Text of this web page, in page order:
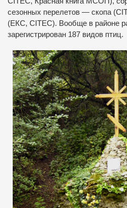
сезонных перелетов — скопа
(ЕКС, СІТЕС). Вообще в районе
зарегистрирован 187 видов птиц.